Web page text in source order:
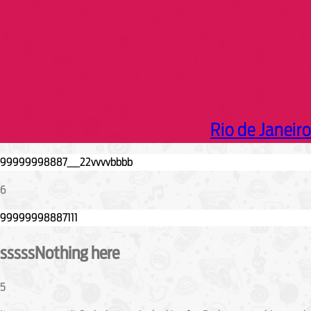
Rio de Janeiro
6
sssssNothing here
5